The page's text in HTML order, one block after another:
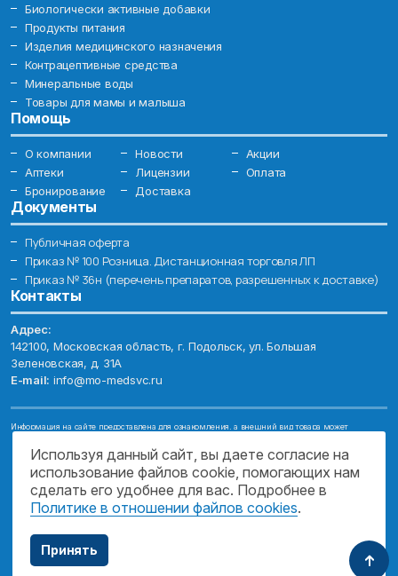
Биологически активные добавки
Продукты питания
Изделия медицинского назначения
Контрацептивные средства
Минеральные воды
Товары для мамы и малыша
Помощь
О компании Новости
Акции
Аптеки
Лицензии
Оплата
Бронирование
Доставка
Документы
Публичная оферта
Приказ № 100 Розница. Дистанционная торговля ЛП
Приказ № 36н (перечень препаратов, разрешенных к доставке)
Контакты
Адрес:
142100, Московская область, г. Подольск, ул. Большая
Зеленовская, д. 31А
E-mail: info@mo-medsvc.ru
Информация на сайте предоставлена для ознакомления, а внешний вид товара может
Имеются противопоказания, проконсультируйтесь со специалистом!
© 2026. ГОСУДАРСТВЕННОЕ БЮДЖЕТНОЕ УЧРЕЖДЕНИЕ МОСКОВСКОЙ
ОБЛАСТИ "МОСОБЛМЕДСЕРВИС"
ПОДДЕРЖКА САЙТА
Используя данный сайт, вы даете согласие на
использование файлов cookie, помогающих нам
сделать его удобнее для вас. Подробнее в
Политике в отношении файлов cookies.
Принять